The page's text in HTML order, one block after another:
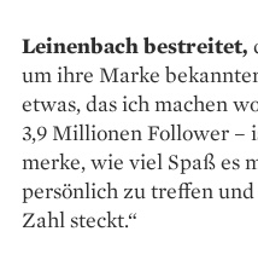
Leinenbach bestreitet,
um ihre Marke
etwas, das ich machen
3,9 Millionen Follower –
merke, wie viel Spaß es
persönlich zu treffen
Zahl steckt.“